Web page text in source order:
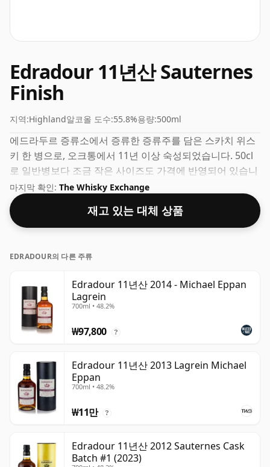
Edradour 11년산 Sauternes
Finish
지역:Highland알코올 도수:55.8%용량:500ml
에드라두르 증류소에서 증류한 증류주를 담은 스카치 위스
키 한 병으로, 오크통에서 11년 이상 숙성되었습니다. 50cl
로 일반병보다 조금 작은 사이즈도 가격에 반영되어 있습니
다.
마지막 확인: The Whisky Exchange
재고 있는 대체 상품
EDRADOUR의 다른 주류
Edradour 11년산 2014 - Michael Eppan
Lagrein
700ml • 48.2%
₩97,800 ?
Edradour 11년산 2013 Lagrein Michael
Eppan
700ml • 48.2%
₩11만 ?
Edradour 11년산 2012 Sauternes Cask
Batch #1 (2023)